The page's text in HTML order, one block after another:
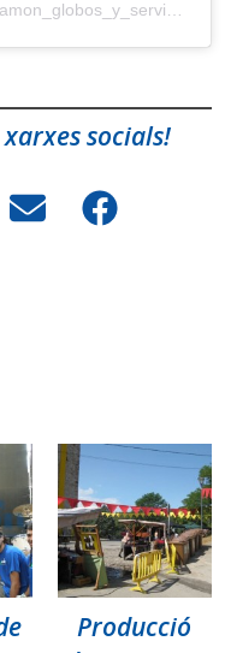
socials!
Producció